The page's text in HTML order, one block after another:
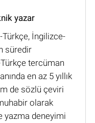
yazar
Türkçe, İngilizce-
süredir
tercüman
en az 5 yıllık
de sözlü çeviri
olarak
yazma deneyimi